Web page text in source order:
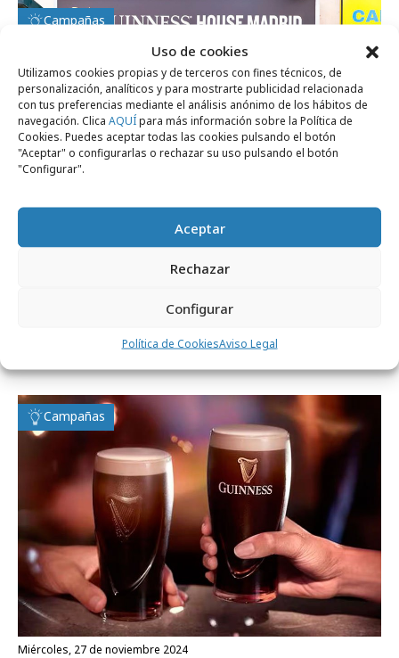
Uso de cookies
Utilizamos cookies propias y de terceros con fines técnicos, de
personalización, analíticos y para mostrarte publicidad relacionada
con tus preferencias mediante el análisis anónimo de los hábitos de
navegación. Clica AQUÍpara más información sobre la Política de
Cookies. Puedes aceptar todas las cookies pulsando el botón
"Aceptar" o configurarlas o rechazar su uso pulsando el botón
"Configurar".
Aceptar
Rechazar
Configurar
Política de CookiesAviso Legal
Campañas
Guinness inaugura una "pop-up" en el
Campañas
miércoles, 27 de noviembre 2024